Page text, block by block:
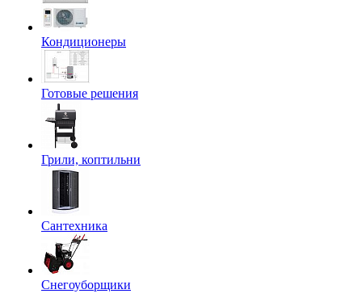
Кондиционеры
Готовые решения
Грили, коптильни
Сантехника
Снегоуборщики